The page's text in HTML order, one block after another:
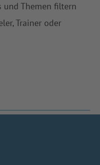
und Themen filtern
Trainer oder